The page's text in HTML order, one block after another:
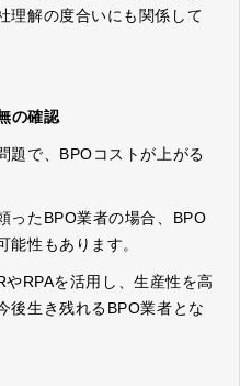
理解の度合いにも関係して
の確認
題で、BPOコストが上がる
ったBPO業者の場合、BPO
能性もあります。
RPAを活用し、生産性を高
後生き残れるBPO業者とな